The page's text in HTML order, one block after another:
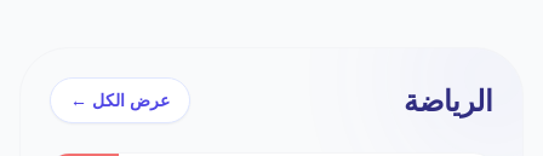
الرياضة عرض الكل ←